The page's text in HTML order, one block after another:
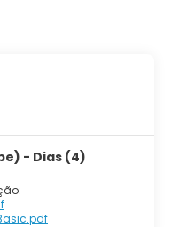
- Dias (4)